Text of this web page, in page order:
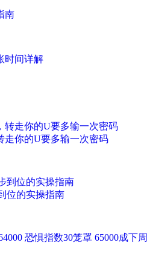
南
时间详解
走你的U要多输一次密码
位的实操指南
恐惧指数30笼罩 65000成下